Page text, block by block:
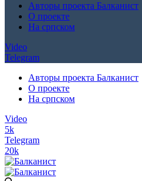
Авторы проекта Балканист
О проекте
На српском
Video
Telegram
Авторы проекта Балканист
О проекте
На српском
Video
5k
Telegram
20k